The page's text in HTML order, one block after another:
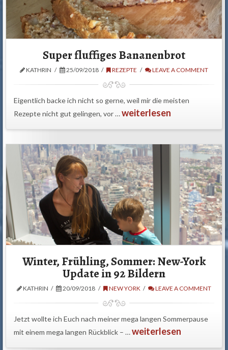
Super fluffiges Bananenbrot
KATHRIN 25/09/2018 REZEPTE LEAVE A COMMENT
Eigentlich backe ich nicht so gerne, weil mir die meisten
Rezepte nicht gut gelingen, vor …weiterlesen
Winter, Frühling, Sommer: New-York
Update in 92 Bildern
KATHRIN 20/09/2018 NEW YORK LEAVE A COMMENT
Jetzt wollte ich Euch nach meiner mega langen Sommerpause
mit einem mega langen Rückblick – …weiterlesen